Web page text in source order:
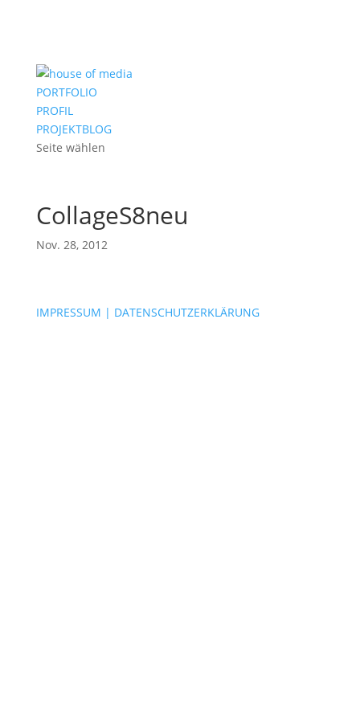
PORTFOLIO
PROFIL
PROJEKTBLOG
Seite wählen
CollageS8neu
Nov. 28, 2012
IMPRESSUM | DATENSCHUTZERKLÄRUNG